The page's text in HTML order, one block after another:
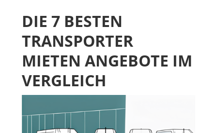
DIE 7 BESTEN
TRANSPORTER
MIETEN ANGEBOTE IM
VERGLEICH